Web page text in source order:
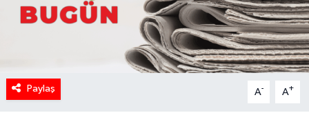
Paylaş A- A+